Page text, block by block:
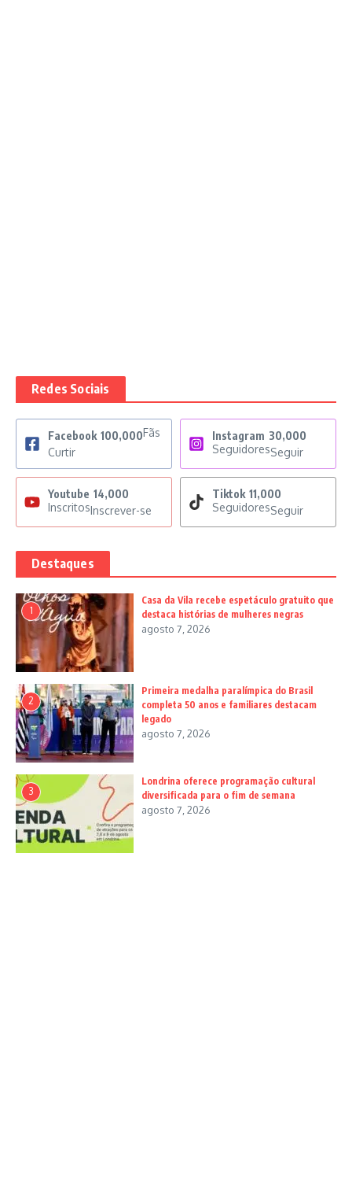
Redes Sociais
Facebook 100,000Fãs
Curtir
Instagram 30,000
SeguidoresSeguir
Youtube 14,000
InscritosInscrever-se
Tiktok 11,000
SeguidoresSeguir
Destaques
1
Casa da Vila recebe espetáculo gratuito que
destaca histórias de mulheres negras
agosto 7, 2026
2
Primeira medalha paralímpica do Brasil
completa 50 anos e familiares destacam
legado
agosto 7, 2026
3
Londrina oferece programação cultural
diversificada para o fim de semana
agosto 7, 2026